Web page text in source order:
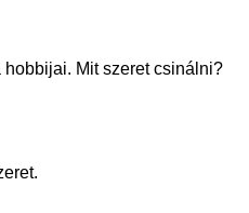
hobbijai. Mit szeret csinálni?